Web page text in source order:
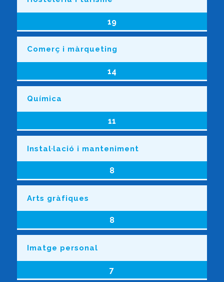
19
Comerç i màrqueting
14
Química
11
Instal·lació i manteniment
8
Arts gràfiques
8
Imatge personal
7